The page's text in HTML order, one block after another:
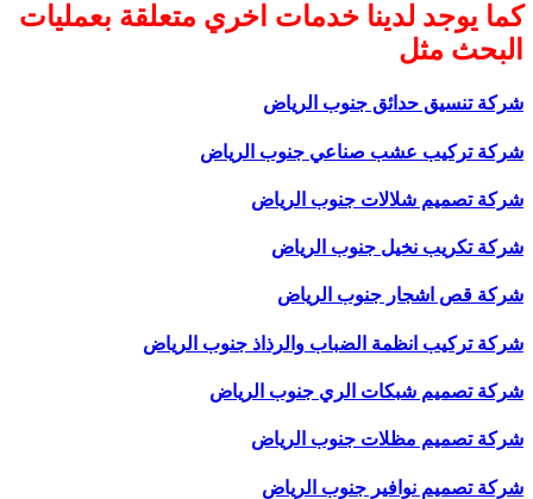
كما يوجد لدينا خدمات اخري متعلقة بعمليات
البحث مثل
شركة تنسيق حدائق جنوب الرياض
شركة تركيب عشب صناعي جنوب الرياض
شركة تصميم شلالات جنوب الرياض
شركة تكريب نخيل جنوب الرياض
شركة قص اشجار جنوب الرياض
شركة تركيب انظمة الضباب والرذاذ جنوب الرياض
شركة تصميم شبكات الري جنوب الرياض
شركة تصميم مظلات جنوب الرياض
شركة تصميم نوافير جنوب الرياض